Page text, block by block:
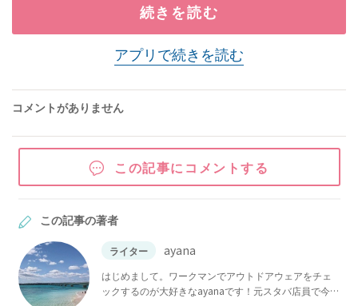
続きを読む
アプリで続きを読む
コメントがありません
この記事にコメントする
この記事の著者
ライター ayana
はじめまして。ワークマンでアウトドアウェアをチェ
ックするのが大好きなayanaです！元スタバ店員で今で